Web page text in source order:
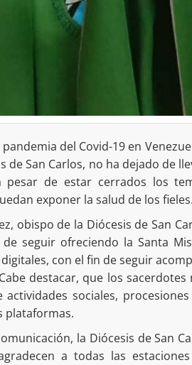
del Covid-19 en
de San Carlos, no ha dejado de
de estar cerrados los
exponer la salud de los fieles.
obispo de la Diócesis de San
seguir ofreciendo la Santa
con el fin de seguir
destacar, que los
sociales,
plataformas.
la Diócesis de San
a todas las